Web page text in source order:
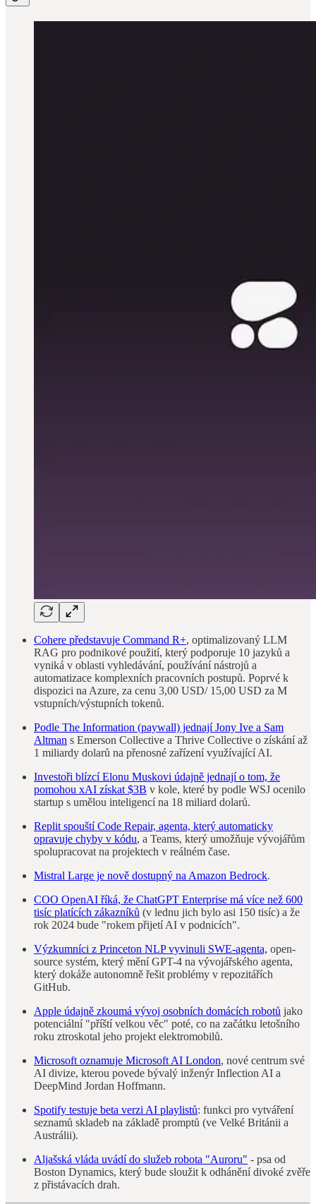
Cohere představuje Command R+, optimalizovaný LLM
RAG pro podnikové použití, který podporuje 10 jazyků a
vyniká v oblasti vyhledávání, používání nástrojů a
automatizace komplexních pracovních postupů. Poprvé k
dispozici na Azure, za cenu 3,00 USD/ 15,00 USD za M
vstupních/výstupních tokenů.
Podle The Information (paywall) jednají Jony Ive a Sam
Altman s Emerson Collective a Thrive Collective o získání až
1 miliardy dolarů na přenosné zařízení využívající AI.
Investoři blízcí Elonu Muskovi údajně jednají o tom, že
pomohou xAI získat $3B v kole, které by podle WSJ ocenilo
startup s umělou inteligencí na 18 miliard dolarů.
Replit spouští Code Repair, agenta, který automaticky
opravuje chyby v kódu, a Teams, který umožňuje vývojářům
spolupracovat na projektech v reálném čase.
Mistral Large je nově dostupný na Amazon Bedrock.
COO OpenAI říká, že ChatGPT Enterprise má více než 600
tisíc platících zákazníků (v lednu jich bylo asi 150 tisíc) a že
rok 2024 bude "rokem přijetí AI v podnicích".
Výzkumníci z Princeton NLP vyvinuli SWE-agenta, open-
source systém, který mění GPT-4 na vývojářského agenta,
který dokáže autonomně řešit problémy v repozitářích
GitHub.
Apple údajně zkoumá vývoj osobních domácích robotů jako
potenciální "příští velkou věc" poté, co na začátku letošního
roku ztroskotal jeho projekt elektromobilů.
Microsoft oznamuje Microsoft AI London, nové centrum své
AI divize, kterou povede bývalý inženýr Inflection AI a
DeepMind Jordan Hoffmann.
Spotify testuje beta verzi AI playlistů: funkci pro vytváření
seznamů skladeb na základě promptů (ve Velké Británii a
Austrálii).
Aljašská vláda uvádí do služeb robota "Auroru" - psa od
Boston Dynamics, který bude sloužit k odhánění divoké zvěře
z přistávacích drah.